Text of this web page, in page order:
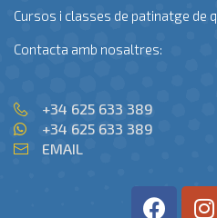
Cursos i classes de patinatge de
Contacta amb nosaltres:
+34 625 633 389
+34 625 633 389
EMAIL